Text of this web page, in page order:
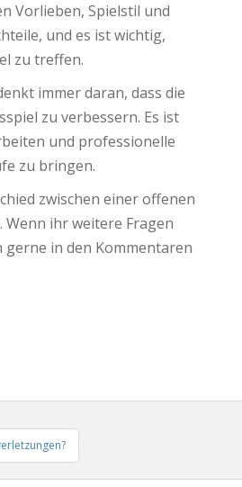
Vorlieben, Spielstil und
und es ist wichtig,
zu treffen.
immer daran, dass die
zu verbessern. Es ist
und professionelle
zu bringen.
zwischen einer offenen
ihr weitere Fragen
in den Kommentaren